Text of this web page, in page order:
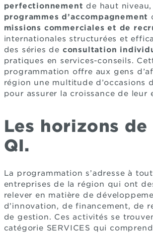
perfectionnement de haut niveau,
programmes d’accompagnement
missions commerciales et de
internationales structurées et
des séries de consultation
pratiques en services-conseils.
programmation offre aux gens
région une multitude d’occasions
pour assurer la croissance de leur
Les horizons de
QI.
La programmation s’adresse à
entreprises de la région qui ont
relever en matière de
d’innovation, de financement, de
de gestion. Ces activités se
catégorie SERVICES qui